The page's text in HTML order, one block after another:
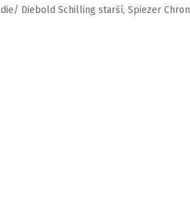
Diebold Schilling starší, Spiezer